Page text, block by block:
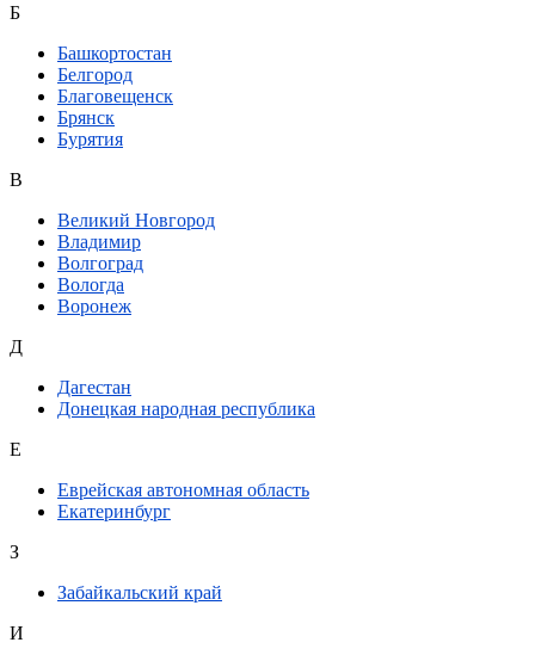
Б
Башкортостан
Белгород
Благовещенск
Брянск
Бурятия
В
Великий Новгород
Владимир
Волгоград
Вологда
Воронеж
Д
Дагестан
Донецкая народная республика
Е
Еврейская автономная область
Екатеринбург
З
Забайкальский край
И